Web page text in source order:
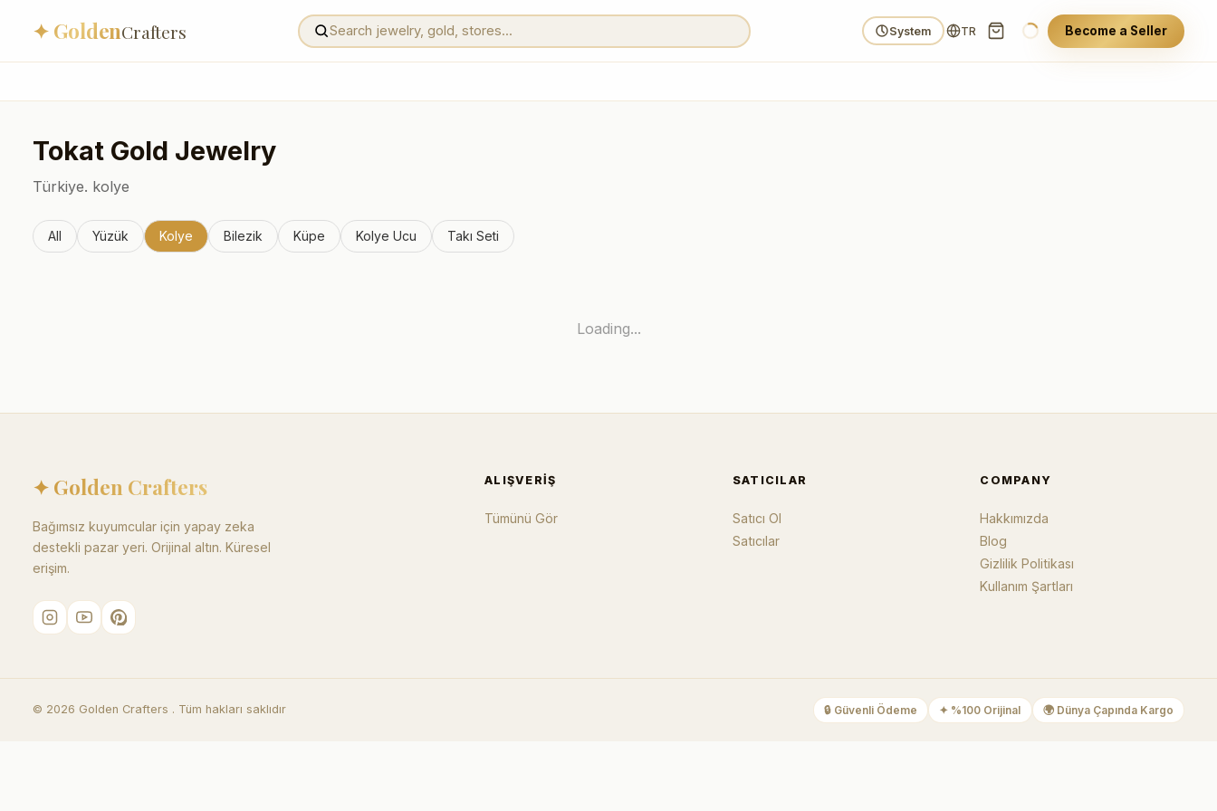
✦ GoldenCrafters System TR Become a Seller
Tokat Gold Jewelry
Türkiye. kolye
All Yüzük Kolye Bilezik Küpe Kolye Ucu Takı Seti
Loading...
✦ Golden Crafters
Bağımsız kuyumcular için yapay zeka
destekli pazar yeri. Orijinal altın. Küresel
erişim.
ALIŞVERIŞ
Tümünü Gör
SATICILAR
Satıcı Ol
Satıcılar
COMPANY
Hakkımızda
Blog
Gizlilik Politikası
Kullanım Şartları
© 2026 Golden Crafters . Tüm hakları saklıdır 🔒 Güvenli Ödeme ✦ %100 Orijinal 🌍 Dünya Çapında Kargo